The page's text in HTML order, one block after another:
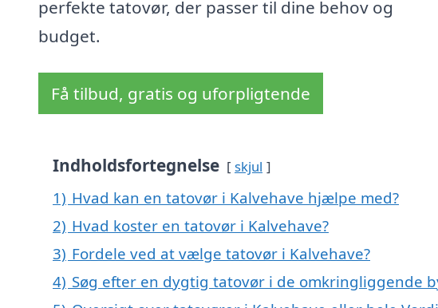
perfekte tatovør, der passer til dine behov og
budget.
Få tilbud, gratis og uforpligtende
Indholdsfortegnelse skjul
1) Hvad kan en tatovør i Kalvehave hjælpe med?
2) Hvad koster en tatovør i Kalvehave?
3) Fordele ved at vælge tatovør i Kalvehave?
4) Søg efter en dygtig tatovør i de omkringliggende